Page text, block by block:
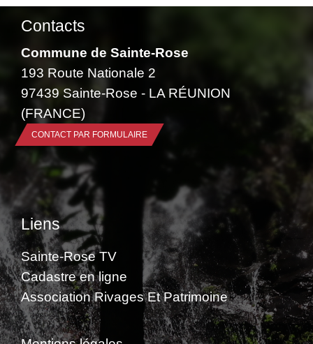
Contacts
Commune de Sainte-Rose
193 Route Nationale 2
97439 Sainte-Rose - LA RÉUNION
(FRANCE)
CONTACT PAR FORMULAIRE
Liens
Sainte-Rose TV
Cadastre en ligne
Association Rivages Et Patrimoine